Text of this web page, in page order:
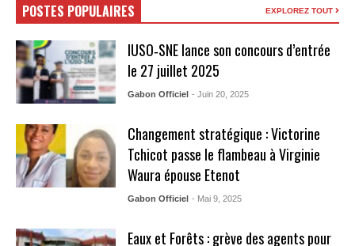
POSTES POPULAIRES EXPLOREZ TOUT
IUSO‑SNE lance son concours d’entrée
le 27 juillet 2025
Gabon Officiel - Juin 20, 2025
Changement stratégique : Victorine
Tchicot passe le flambeau à Virginie
Waura épouse Etenot
Gabon Officiel - Mai 9, 2025
Eaux et Forêts : grève des agents pour